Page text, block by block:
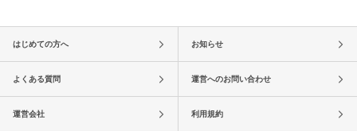
はじめての方へ お知らせ
よくある質問 運営へのお問い合わせ
運営会社 利用規約